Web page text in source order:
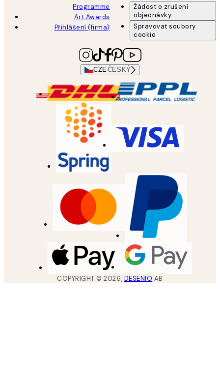
Programme
Art Awards
Přihlášení (firma)
Žádost o zrušení
objednávky
Spravovat soubory
cookie
CZEČESKÝ
COPYRIGHT ©2026, DESENIO AB